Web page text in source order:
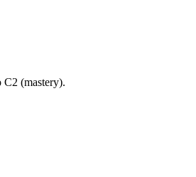
(mastery).